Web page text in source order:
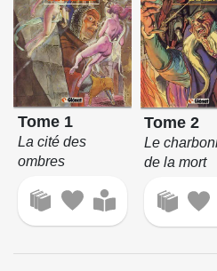
Tome 1
La cité des
ombres
Tome 2
Le
de la mort